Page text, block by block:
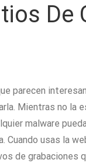
De
parecen
Mientras no la
malware
usas la
de grabaciones